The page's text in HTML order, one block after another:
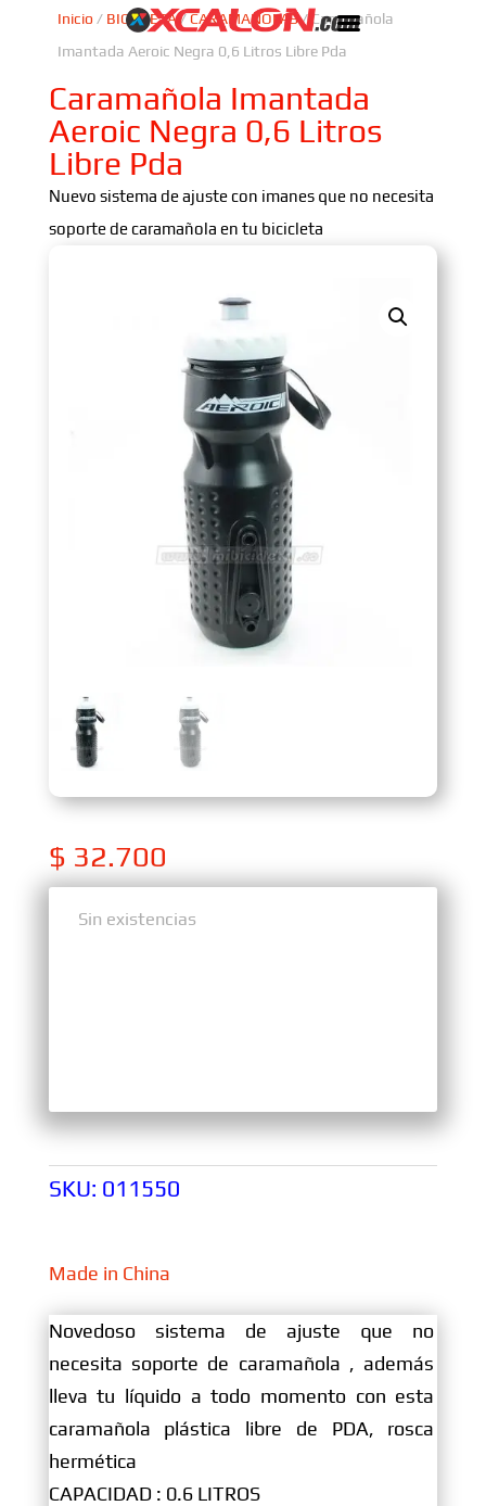
Inicio / BICICLETA/CARAMAÑOLAS/ Caramañola
Imantada Aeroic Negra 0,6 Litros Libre Pda
Caramañola Imantada
Aeroic Negra 0,6 Litros
Libre Pda
Nuevo sistema de ajuste con imanes que no necesita
soporte de caramañola en tu bicicleta
$ 32.700
Sin existencias
Sin existencias
SKU: 011550
Made in China
Novedoso sistema de ajuste que no
necesita soporte de caramañola , además
lleva tu líquido a todo momento con esta
caramañola plástica libre de PDA, rosca
hermética
CAPACIDAD : 0.6 LITROS